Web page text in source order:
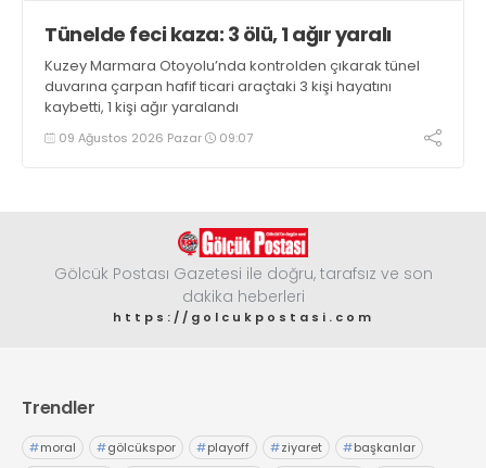
Tünelde feci kaza: 3 ölü, 1 ağır yaralı
Kuzey Marmara Otoyolu’nda kontrolden çıkarak tünel
duvarına çarpan hafif ticari araçtaki 3 kişi hayatını
kaybetti, 1 kişi ağır yaralandı
09 Ağustos 2026 Pazar 09:07
Gölcük Postası Gazetesi ile doğru, tarafsız ve son
dakika heberleri
https://golcukpostasi.com
Trendler
#moral #gölcükspor #playoff #ziyaret #başkanlar